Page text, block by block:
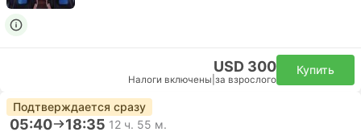
USD 300
Налоги включены за взрослого
Купить
Подтверждается сразу
05:40 18:35 12 ч. 55 м.